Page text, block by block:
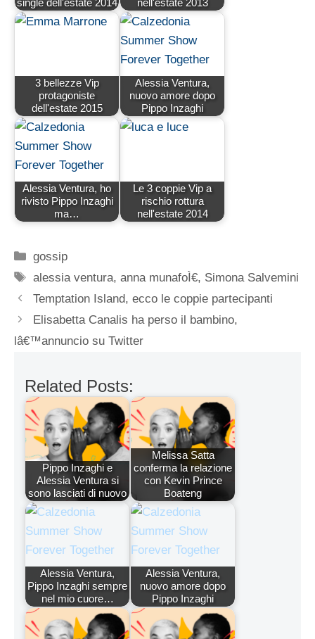
single dell'estate 2014
nell'estate 2013
3 bellezze Vip
protagoniste
dell'estate 2015
Alessia Ventura,
nuovo amore dopo
Pippo Inzaghi
Alessia Ventura, ho
rivisto Pippo Inzaghi
ma…
Le 3 coppie Vip a
rischio rottura
nell'estate 2014
Categorie
gossip
Tag
alessia ventura,anna munafoÌ€, Simona Salvemini
Temptation Island, ecco le coppie partecipanti
Elisabetta Canalis ha perso il bambino,
lâ€™annuncio su Twitter
Related Posts:
Pippo Inzaghi e
Alessia Ventura si
sono lasciati di nuovo
Melissa Satta
conferma la relazione
con Kevin Prince
Boateng
Alessia Ventura,
Pippo Inzaghi sempre
nel mio cuore…
Alessia Ventura,
nuovo amore dopo
Pippo Inzaghi